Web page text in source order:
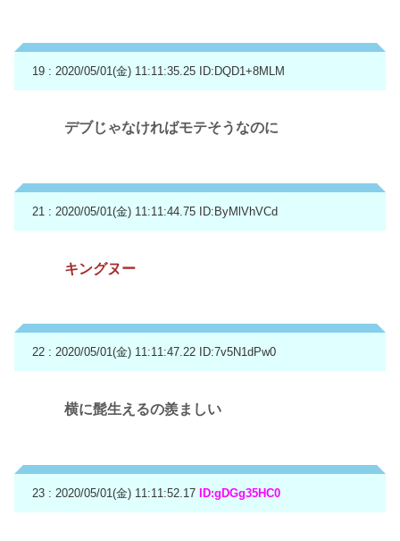
19 : 2020/05/01(金) 11:11:35.25 ID:DQD1+8MLM
デブじゃなければモテそうなのに
21 : 2020/05/01(金) 11:11:44.75 ID:ByMlVhVCd
キングヌー
22 : 2020/05/01(金) 11:11:47.22 ID:7v5N1dPw0
横に髭生えるの羨ましい
23 : 2020/05/01(金) 11:11:52.17 ID:gDGg35HC0